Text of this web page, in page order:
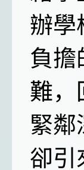
辦
負
難
緊
卻